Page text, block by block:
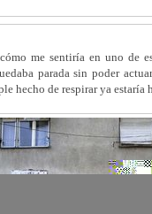
me sentiría en uno de
parada sin poder
hecho de respirar ya estaría